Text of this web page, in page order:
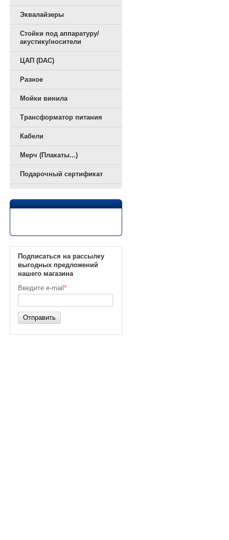
Эквалайзеры
Стойки под аппаратуру/
акустику/носители
ЦАП (DAC)
Разное
Мойки винила
Трансформатор питания
Кабели
Мерч (Плакаты...)
Подарочный сертификат
Подписаться на рассылку
выгодных предложений
нашего магазина
Введите e-mail *
Отправить